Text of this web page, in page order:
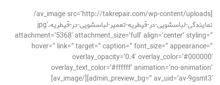
[av_image src=’http://takrepair.com/wp-content/uploads/
نمایندگی-لباسشویی-در-قیطریه-تعمیر-لباسشویی-در-قیطریه.jpg’
attachment=’5368′ attachment_size=’full’ align=’center’ styling=”
hover=” link=” target=” caption=” font_size=” appearance=”
overlay_opacity=’0.4′ overlay_color=’#000000′
overlay_text_color=’#ffffff’ animation=’no-animation’
admin_preview_bg=” av_uid=’av-9gsmt3′][/av_image]